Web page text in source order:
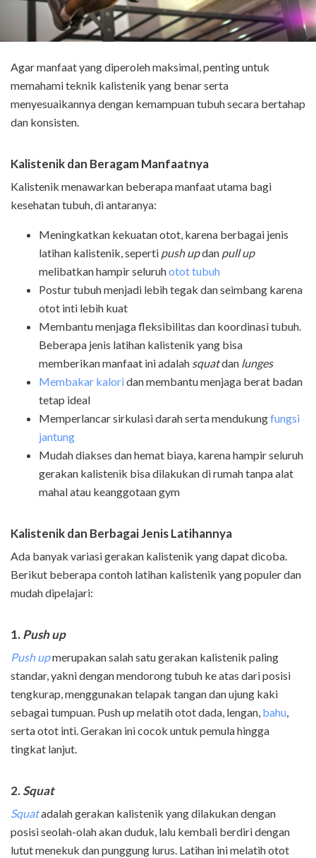
Agar manfaat yang diperoleh maksimal, penting untuk
memahami teknik kalistenik yang benar serta
menyesuaikannya dengan kemampuan tubuh secara bertahap
dan konsisten.
Kalistenik dan Beragam Manfaatnya
Kalistenik menawarkan beberapa manfaat utama bagi
kesehatan tubuh, di antaranya:
Meningkatkan kekuatan otot, karena berbagai jenis
latihan kalistenik, seperti push updan pull up
melibatkan hampir seluruhotot tubuh
Postur tubuh menjadi lebih tegak dan seimbang karena
otot inti lebih kuat
Membantu menjaga fleksibilitas dan koordinasi tubuh.
Beberapa jenis latihan kalistenik yang bisa
memberikan manfaat ini adalah squatdan lunges
Membakar kaloridan membantu menjaga berat badan
tetap ideal
Memperlancar sirkulasi darah serta mendukungfungsi
jantung
Mudah diakses dan hemat biaya, karena hampir seluruh
gerakan kalistenik bisa dilakukan di rumah tanpa alat
mahal atau keanggotaan gym
Kalistenik dan Berbagai Jenis Latihannya
Ada banyak variasi gerakan kalistenik yang dapat dicoba.
Berikut beberapa contoh latihan kalistenik yang populer dan
mudah dipelajari:
1.Push up
Push upmerupakan salah satu gerakan kalistenik paling
standar, yakni dengan mendorong tubuh ke atas dari posisi
tengkurap, menggunakan telapak tangan dan ujung kaki
sebagai tumpuan. Push up melatih otot dada, lengan, bahu,
serta otot inti. Gerakan ini cocok untuk pemula hingga
tingkat lanjut.
2.Squat
Squatadalah gerakan kalistenik yang dilakukan dengan
posisi seolah-olah akan duduk, lalu kembali berdiri dengan
lutut menekuk dan punggung lurus. Latihan ini melatih otot